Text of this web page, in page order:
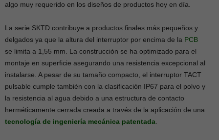
algo muy requerido en los diseños de productos hoy en día.
La serie SKTD contribuye a productos finales más pequeños y
delgados ya que la altura del interruptor por encima de la PCB
se limita a 1,55 mm. La construcción se ha optimizado para el
montaje en superficie asegurando una resistencia excepcional al
instalarse. A pesar de su tamaño compacto, el interruptor TACT
pulsable cumple también con la clasificación IP67 para el polvo y
la resistencia al agua debido a una estructura de contacto
herméticamente cerrada creada a través de la aplicación de una
tecnología de ingeniería mecánica patentada